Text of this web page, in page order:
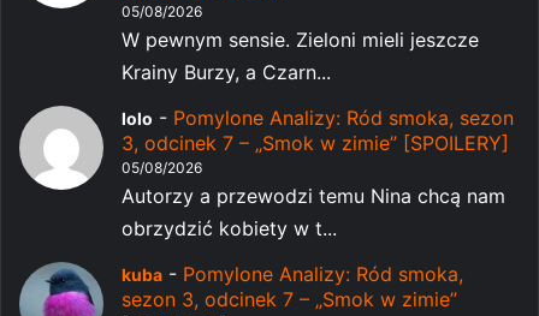
05/08/2026
W pewnym sensie. Zieloni mieli jeszcze
Krainy Burzy, a Czarn...
lolo - Pomylone Analizy: Ród smoka, sezon
3, odcinek 7 – „Smok w zimie” [SPOILERY]
05/08/2026
Autorzy a przewodzi temu Nina chcą nam
obrzydzić kobiety w t...
kuba - Pomylone Analizy: Ród smoka,
sezon 3, odcinek 7 – „Smok w zimie”